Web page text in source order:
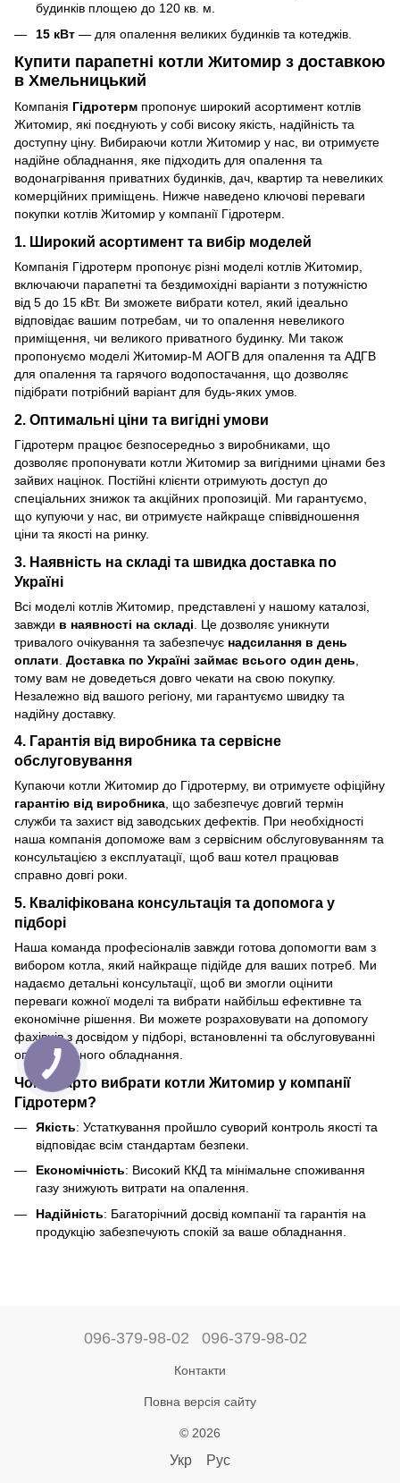
будинків площею до 120 кв. м.
15 кВт — для опалення великих будинків та котеджів.
Купити парапетні котли Житомир з доставкою
в Хмельницький
Компанія Гідротерм пропонує широкий асортимент котлів
Житомир, які поєднують у собі високу якість, надійність та
доступну ціну. Вибираючи котли Житомир у нас, ви отримуєте
надійне обладнання, яке підходить для опалення та
водонагрівання приватних будинків, дач, квартир та невеликих
комерційних приміщень. Нижче наведено ключові переваги
покупки котлів Житомир у компанії Гідротерм.
1. Широкий асортимент та вибір моделей
Компанія Гідротерм пропонує різні моделі котлів Житомир,
включаючи парапетні та бездимохідні варіанти з потужністю
від 5 до 15 кВт. Ви зможете вибрати котел, який ідеально
відповідає вашим потребам, чи то опалення невеликого
приміщення, чи великого приватного будинку. Ми також
пропонуємо моделі Житомир-М АОГВ для опалення та АДГВ
для опалення та гарячого водопостачання, що дозволяє
підібрати потрібний варіант для будь-яких умов.
2. Оптимальні ціни та вигідні умови
Гідротерм працює безпосередньо з виробниками, що
дозволяє пропонувати котли Житомир за вигідними цінами без
зайвих націнок. Постійні клієнти отримують доступ до
спеціальних знижок та акційних пропозицій. Ми гарантуємо,
що купуючи у нас, ви отримуєте найкраще співвідношення
ціни та якості на ринку.
3. Наявність на складі та швидка доставка по
Україні
Всі моделі котлів Житомир, представлені у нашому каталозі,
завжди в наявності на складі . Це дозволяє уникнути
тривалого очікування та забезпечує надсилання в день
оплати Доставка по Україні займає всього один день
тому вам не доведеться довго чекати на свою покупку.
Незалежно від вашого регіону, ми гарантуємо швидку та
надійну доставку.
4. Гарантія від виробника та сервісне
обслуговування
Купаючи котли Житомир до Гідротерму, ви отримуєте офіційну
гарантію від виробника, що забезпечує довгий термін
служби та захист від заводських дефектів. При необхідності
наша компанія допоможе вам з сервісним обслуговуванням та
консультацією з експлуатації, щоб ваш котел працював
справно довгі роки.
5. Кваліфікована консультація та допомога у
підборі
Наша команда професіоналів завжди готова допомогти вам з
вибором котла, який найкраще підійде для ваших потреб. Ми
надаємо детальні консультації, щоб ви змогли оцінити
переваги кожної моделі та вибрати найбільш ефективне та
економічне рішення. Ви можете розраховувати на допомогу
фахівців з досвідом у підборі, встановленні та обслуговуванні
опалювального обладнання.
Чому варто вибрати котли Житомир у компанії
Гідротерм?
Якість: Устаткування пройшло суворий контроль якості та
відповідає всім стандартам безпеки.
Економічність: Високий ККД та мінімальне споживання
газу знижують витрати на опалення.
Надійність: Багаторічний досвід компанії та гарантія на
продукцію забезпечують спокій за ваше обладнання.
096-379-98-02 096-379-98-02
Контакти
Повна версія сайту
© 2026
Укр Рус